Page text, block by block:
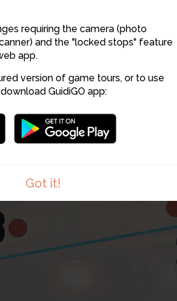
requiring the camera (photo
and the "locked stops" feature
app.
version of game tours, or to use
GuidiGO app:
Got it!
15
20